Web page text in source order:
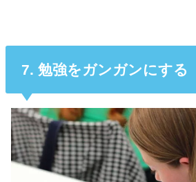
7. 勉強をガンガンにする